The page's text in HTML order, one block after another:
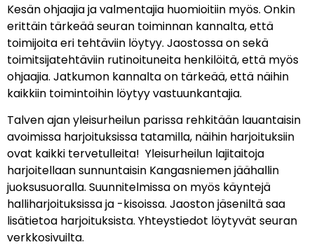
Kesän ohjaajia ja valmentajia huomioitiin myös. Onkin
erittäin tärkeää seuran toiminnan kannalta, että
toimijoita eri tehtäviin löytyy. Jaostossa on sekä
toimitsijatehtäviin rutinoituneita henkilöitä, että myös
ohjaajia. Jatkumon kannalta on tärkeää, että näihin
kaikkiin toimintoihin löytyy vastuunkantajia.
Talven ajan yleisurheilun parissa rehkitään lauantaisin
avoimissa harjoituksissa tatamilla, näihin harjoituksiin
ovat kaikki tervetulleita! Yleisurheilun lajitaitoja
harjoitellaan sunnuntaisin Kangasniemen jäähallin
juoksusuoralla. Suunnitelmissa on myös käyntejä
halliharjoituksissa ja -kisoissa. Jaoston jäseniltä saa
lisätietoa harjoituksista. Yhteystiedot löytyvät seuran
verkkosivuilta.